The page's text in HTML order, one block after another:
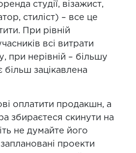
студії, візажист,
стиліст) – все це
При рівній
всі витрати
при нерівній – більшу
більш зацікавлена
оплатити продакшн, а
збираєтеся скинути на
не думайте його
проекти